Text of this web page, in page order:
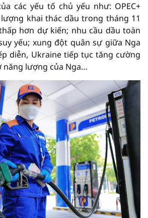
các yếu tố chủ yếu như: OPEC+
khai thác dầu trong tháng 11
hơn dự kiến; nhu cầu dầu toàn
yếu; xung đột quân sự giữa Nga
diễn, Ukraine tiếp tục tăng cường
năng lượng của Nga…